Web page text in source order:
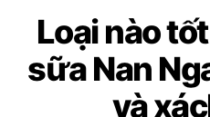
Loại nào
sữa Nan
và